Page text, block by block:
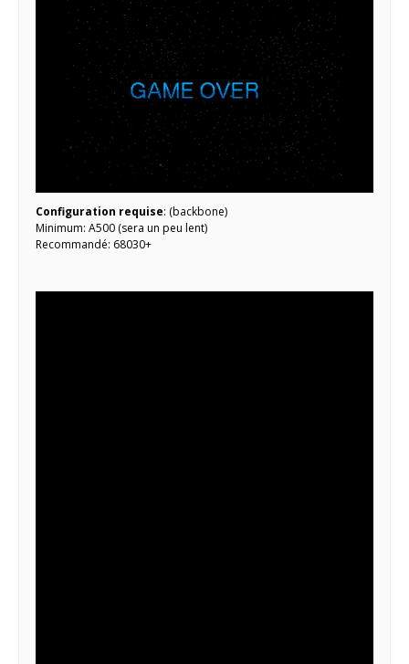
Configuration requise: (backbone)
Minimum: A500 (sera un peu lent)
Recommandé: 68030+